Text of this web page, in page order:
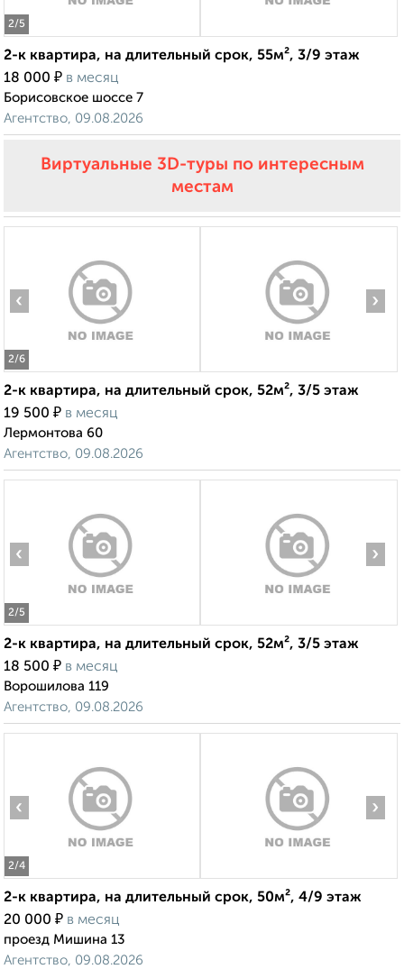
2/5
2-к квартира, на длительный срок, 55м², 3/9 этаж
18 000 ₽ в месяц
Борисовское шоссе 7
Агентство, 09.08.2026
Виртуальные 3D-туры по интересным
местам
2/6
‹ ›
2-к квартира, на длительный срок, 52м², 3/5 этаж
19 500 ₽ в месяц
Лермонтова 60
Агентство, 09.08.2026
2/5
‹ ›
2-к квартира, на длительный срок, 52м², 3/5 этаж
18 500 ₽ в месяц
Ворошилова 119
Агентство, 09.08.2026
2/4
‹ ›
2-к квартира, на длительный срок, 50м², 4/9 этаж
20 000 ₽ в месяц
проезд Мишина 13
Агентство, 09.08.2026